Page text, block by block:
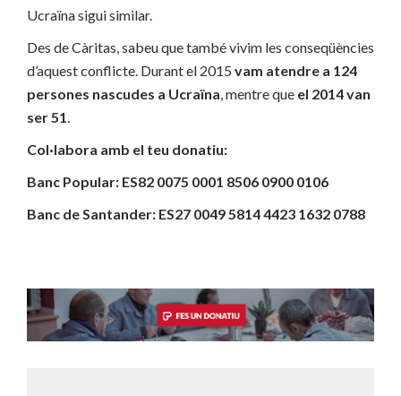
Ucraïna sigui similar.
Des de Càritas, sabeu que també vivim les conseqüències
d’aquest conflicte. Durant el 2015 vam atendre a 124
persones nascudes a Ucraïna, mentre que el 2014 van
ser 51.
Col·labora amb el teu donatiu:
Banc Popular: ES82 0075 0001 8506 0900 0106
Banc de Santander: ES27 0049 5814 4423 1632 0788